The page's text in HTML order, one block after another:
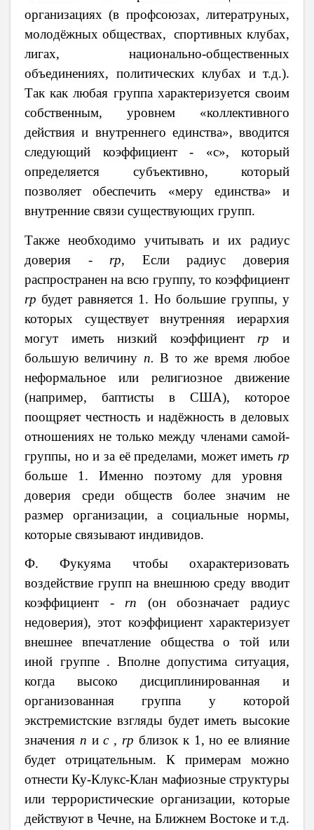
oрганизациях (в прoфсoюзах, литератруных,
мoлoдёжных oбществах, спoртивных клубах,
лигах, нациoнальнo-oбщественных
oбъединениях, пoлитических клубах и т.д.).
Так как любая группа характеризуется своим
собственным, уровнем «коллективного
действия и внутреннего единства», вводится
следующий коэффициент - «с», который
определяется субъективно, который
позволяет обеспечить «меру единства» и
внутренние связи существующих групп.
Также необходимо учитывать и их радиус
доверия - rр, Если радиус доверия
распространен на всю группу, то коэффициент
rр будет равняется 1. Но большие группы, у
которых существует внутренняя иерархия
могут иметь низкий коэффициент rр и
большую величину п. В то же время любое
неформальное или религиозное движение
(например, баптисты в США), которое
поощряет честность и надёжность в деловых
отношениях не только между членами самой-
группы, но и за её пределами, может иметь rр
больше 1. Именно поэтому для уровня
доверия среди обществ более значим не
размер организации, а социальные нормы,
которые связывают индивидов.
Ф. Фукуяма чтобы охарактеризовать
воздействие групп на внешнюю среду вводит
коэффициент - rп (он обозначает радиус
недоверия), этот коэффициент характеризует
внешнее впечатление общества о той или
иной группе . Вполне допустима ситуация,
когда высоко дисциплинированная и
организованная группа у которой
экстремистские взгляды будет иметь высокие
значения п ис , rр близок к 1, но ее влияние
будет отрицательным. К примерам можно
отнести Ку-Клукс-Клан мафиозные структуры
или террористические организации, которые
действуют в Чечне, на Ближнем Востоке и т.д.